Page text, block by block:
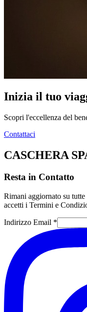
Inizia il tuo
Scopri l'eccellenza del
Contattaci
CASCHERA
Resta in Contatto
Rimani aggiornato su
accetti i Termini e
Indirizzo Email *